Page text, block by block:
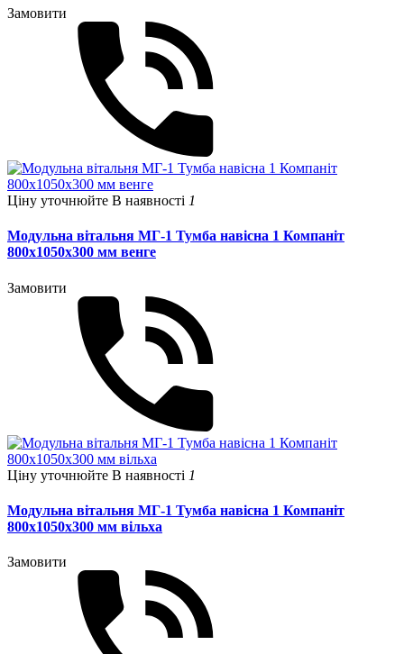
Замовити
Ціну уточнюйте В наявності 1
Модульна вітальня МГ-1 Тумба навісна 1 Компаніт
800х1050х300 мм венге
Замовити
Ціну уточнюйте В наявності 1
Модульна вітальня МГ-1 Тумба навісна 1 Компаніт
800х1050х300 мм вільха
Замовити